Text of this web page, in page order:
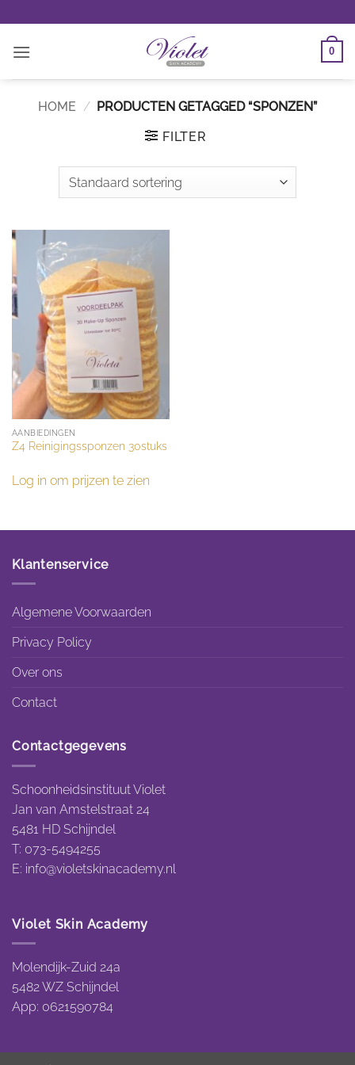
naar
inhoud
0
HOME / PRODUCTEN GETAGGED “SPONZEN”
FILTER
AANBIEDINGEN
Z4 Reinigingssponzen 30stuks
Log in om prijzen te zien
Klantenservice
Algemene Voorwaarden
Privacy Policy
Over ons
Contact
Contactgegevens
Schoonheidsinstituut Violet
Jan van Amstelstraat 24
5481 HD Schijndel
T: 073-5494255
E: info@violetskinacademy.nl
Violet Skin Academy
Molendijk-Zuid 24a
5482 WZ Schijndel
App: 0621590784